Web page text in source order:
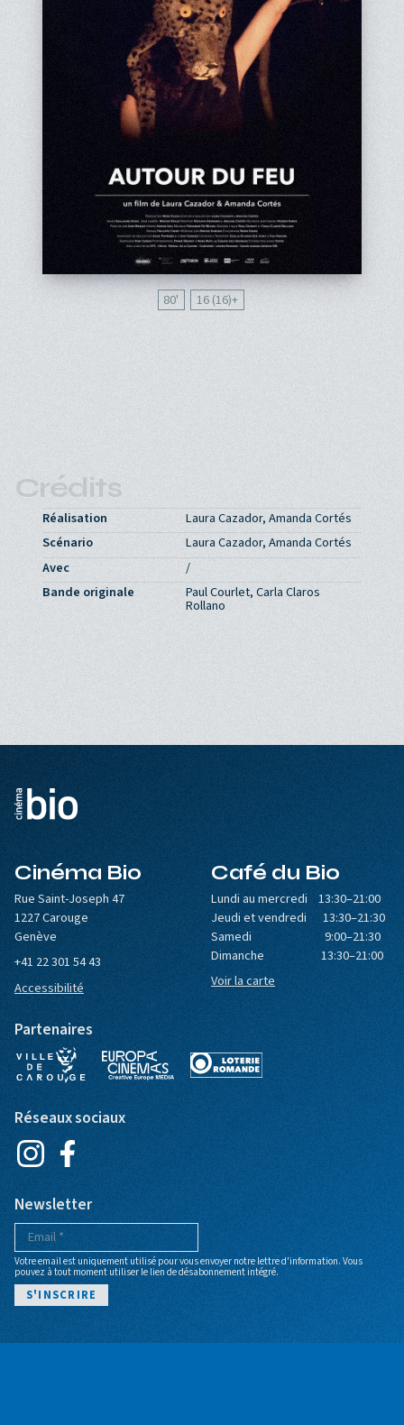
80' 16 (16)
Crédits
Réalisation
Laura Cazador, Amanda Cortés
Scénario
Laura Cazador, Amanda Cortés
Avec
/
Bande originale
Paul Courlet, Carla Claros
Rollano
Cinéma Bio
Rue Saint-Joseph 47
1227 Carouge
Genève
+41 22 301 54 43
Accessibilité
Café du Bio
Lundi au mercredi 13:30–21:00
Jeudi et vendredi 13:30–21:30
Samedi 9:00–21:30
Dimanche 13:30–21:00
Voir la carte
Partenaires
Réseaux sociaux
Newsletter
Votre email est uniquement utilisé pour vous envoyer notre lettre d'information. Vous
pouvez à tout moment utiliser le lien de désabonnement intégré.